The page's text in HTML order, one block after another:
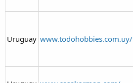
Uruguay www.todohobbies.com.uy/